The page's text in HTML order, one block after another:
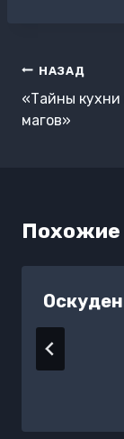
Навигация
по
записям
НАЗАД
«Тайны
магов»
Похожие